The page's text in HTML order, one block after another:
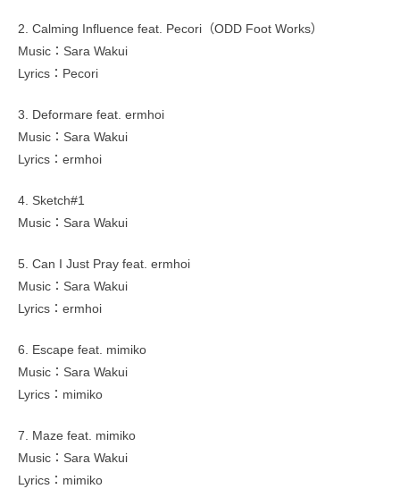
2. Calming Influence feat. Pecori（ODD Foot Works）
Music：Sara Wakui
Lyrics：Pecori
3. Deformare feat. ermhoi
Music：Sara Wakui
Lyrics：ermhoi
4. Sketch#1
Music：Sara Wakui
5. Can I Just Pray feat. ermhoi
Music：Sara Wakui
Lyrics：ermhoi
6. Escape feat. mimiko
Music：Sara Wakui
Lyrics：mimiko
7. Maze feat. mimiko
Music：Sara Wakui
Lyrics：mimiko